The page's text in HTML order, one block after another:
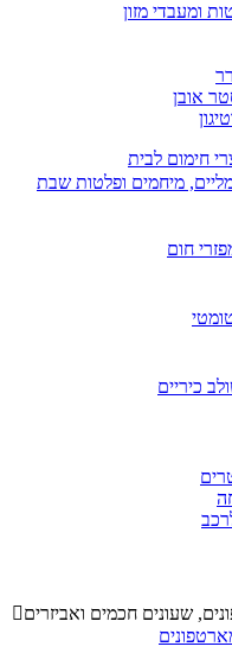
ומעבדי מזון
אובן
מיחמים ופלטות שבת
חימום לבית
חום
כיריים
שעונים חכמים ואביזרים